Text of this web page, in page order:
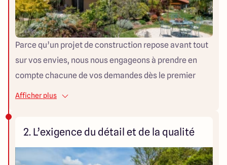
Parce qu’un projet de construction repose avant tout
sur vos envies, nous nous engageons à prendre en
compte chacune de vos demandes dès le premier
contact. Notre mission : concevoir une maison sur-
pour vous offrir un accompagnement personnalisé et
rassurant.
Afficher plus
2. L’exigence du détail et de la qualité